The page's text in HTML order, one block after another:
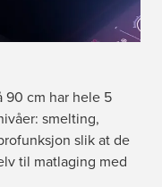
90 cm har hele 5
smelting,
slik at de
til matlaging med